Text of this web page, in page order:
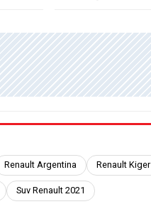
Renault Argentina Renault Kiger
Suv Renault 2021